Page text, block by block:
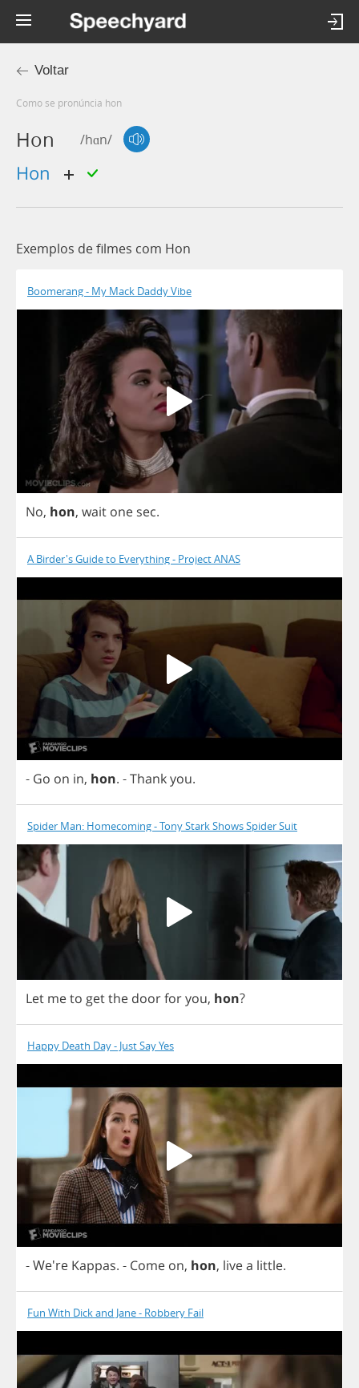
Voltar
Como se pronúncia hon
Hon /hɑn/
hon
Exemplos de filmes com Hon
Boomerang - My Mack Daddy Vibe
No, hon, wait one sec.
A Birder's Guide to Everything - Project ANAS
- Go on in, hon. -Thankyou.
Spider Man: Homecoming - Tony Stark Shows Spider Suit
Let meto getthe doorforyou, hon?
Happy Death Day - Just Say Yes
- We're Kappas. - Come on, hon, livea little.
Fun With Dick and Jane - Robbery Fail